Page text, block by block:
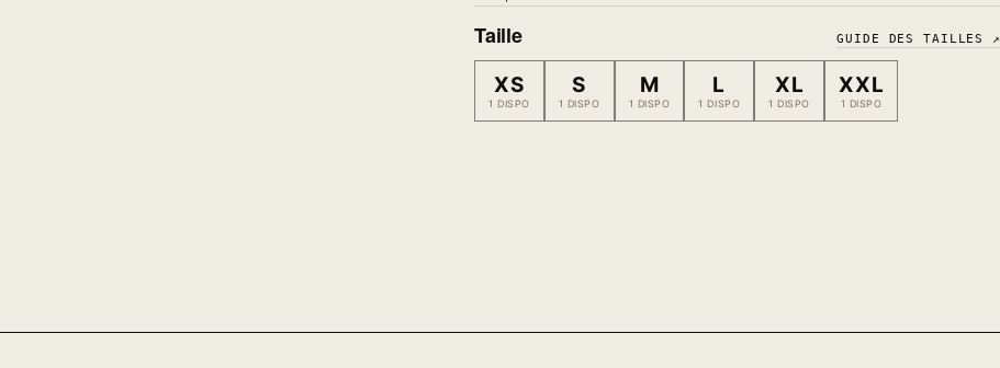
Taille GUIDE DES TAILLES ↗
XS
1 DISPO
S
1 DISPO
M
1 DISPO
L
1 DISPO
XL
1 DISPO
XXL
1 DISPO